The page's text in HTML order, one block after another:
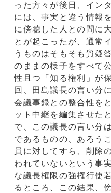
った方々が後日、イン
には、事実と違う情報
に傍聴した人との間に
とが起こったが、通常
うものはそもそも質疑
のままの様子をすべて
性且つ「知る権利」が
回、田島議長の言い分
会議事録との整合性を
ット中継を編集させた
で、この議長の言い分
であるものの、あろう
員に対してすら、削除
われていないという事
な議長権限の強権行使
るところ、この結果、